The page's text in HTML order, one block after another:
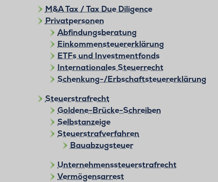
M&A Tax / Tax Due Diligence
Privatpersonen
Abfindungsberatung
Einkommensteuererklärung
ETFs und Investmentfonds
Internationales Steuerrecht
Schenkung-/Erbschaftsteuererklärung
Steuerstrafrecht
Goldene-Brücke-Schreiben
Selbstanzeige
Steuerstrafverfahren
Bauabzugsteuer
Unternehmenssteuerstrafrecht
Vermögensarrest